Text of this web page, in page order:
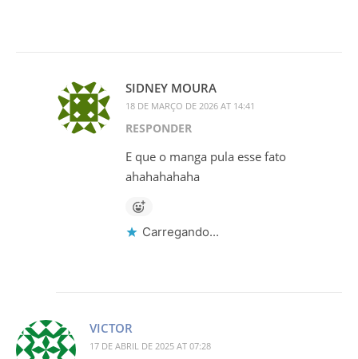
SIDNEY MOURA
18 DE MARÇO DE 2026 AT 14:41
RESPONDER
E que o manga pula esse fato
ahahahahaha
Carregando...
VICTOR
17 DE ABRIL DE 2025 AT 07:28